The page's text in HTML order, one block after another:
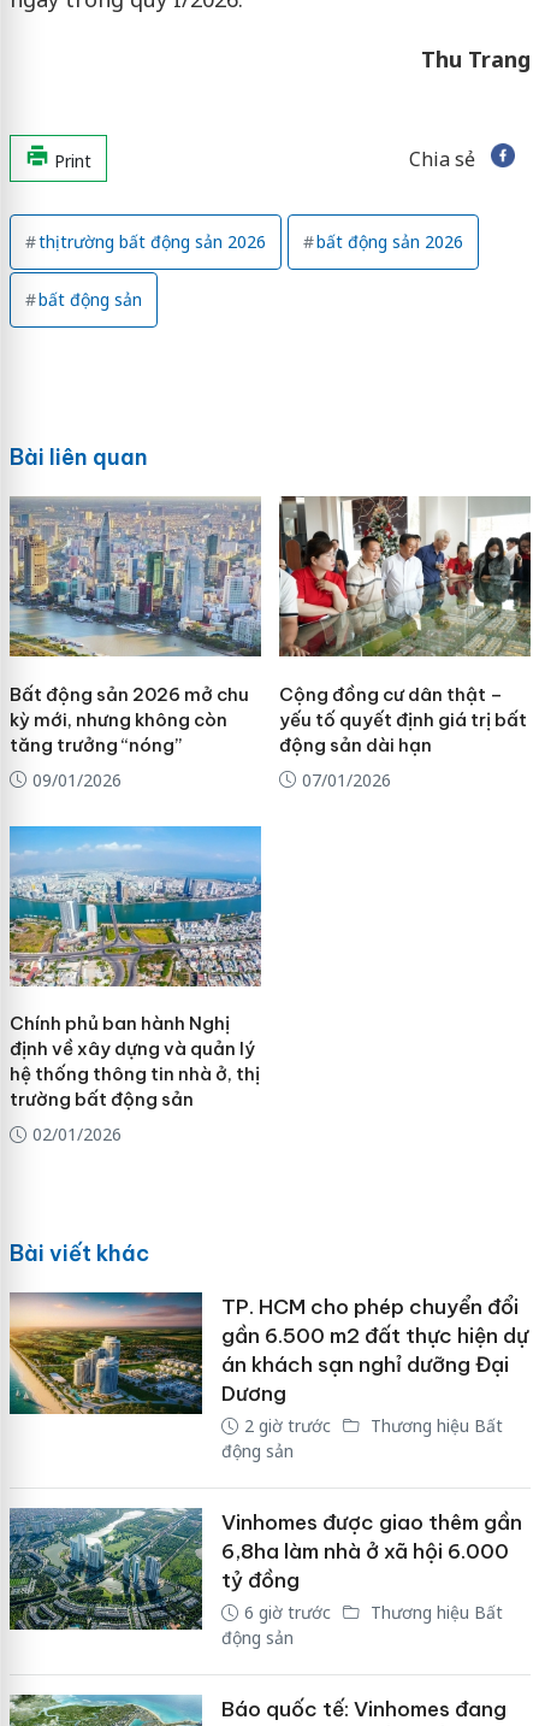
Thu Trang
Print Chia sẻ
thị trường bất động sản 2026 bất động sản 2026
bất động sản
Bài liên quan
Bất động sản 2026 mở chu
kỳ mới, nhưng không còn
tăng trưởng “nóng”
09/01/2026
Cộng đồng cư dân thật –
yếu tố quyết định giá trị bất
động sản dài hạn
07/01/2026
Chính phủ ban hành Nghị
định về xây dựng và quản lý
hệ thống thông tin nhà ở, thị
trường bất động sản
02/01/2026
Bài viết khác
TP. HCM cho phép chuyển đổi
gần 6.500 m2 đất thực hiện dự
án khách sạn nghỉ dưỡng Đại
Dương
2 giờ trước
Thương hiệu Bất
động sản
Vinhomes được giao thêm gần
6,8ha làm nhà ở xã hội 6.000
tỷ đồng
6 giờ trước
Thương hiệu Bất
động sản
Báo quốc tế: Vinhomes đang